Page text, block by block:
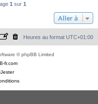
c
e
1 sur 1
Aller à
Heures au format UTC+01:00
© phpBB Limited
fr.com
Jester